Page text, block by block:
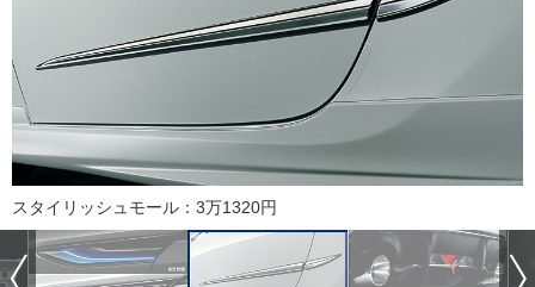
スタイリッシュモール：3万1320円